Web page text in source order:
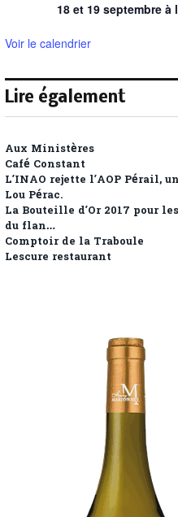
18 et 19 septembre à
Voir le calendrier
Lire également
Aux Ministères
Café Constant
L’INAO rejette l’AOP Pérail,
Lou Pérac.
La Bouteille d’Or 2017 pour
du flan…
Comptoir de la Traboule
Lescure restaurant